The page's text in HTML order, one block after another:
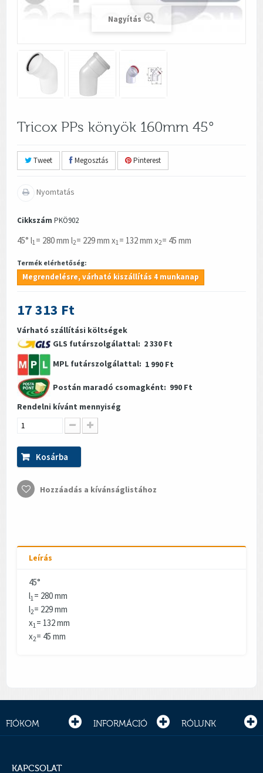
Nagyítás
Tricox PPs könyök 160mm 45°
Tweet Megosztás Pinterest
Nyomtatás
Cikkszám PKÖ902
45° l1= 280 mm l2= 229 mm x1= 132 mm x2= 45 mm
Termék elérhetőség:
Megrendelésre, várható kiszállítás 4 munkanap
17 313 Ft
Várható szállítási költségek
GLS futárszolgálattal: 2 330 Ft
MPL futárszolgálattal: 1 990 Ft
Postán maradó csomagként: 990 Ft
Rendelni kívánt mennyiség
Kosárba
Hozzáadás a kívánságlistához
Leírás
45°
l1 = 280 mm
l2= 229 mm
x1 = 132 mm
x2= 45 mm
FIÓKOM INFORMÁCIÓ RÓLUNK
KAPCSOLAT